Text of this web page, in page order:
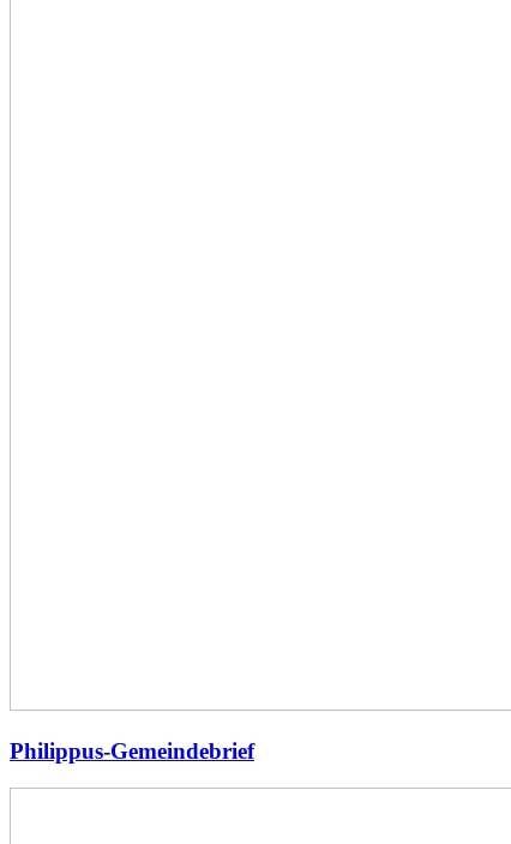
Philippus-Gemeindebrief